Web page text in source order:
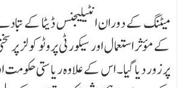
میٹنگ کے دوران انٹیلیجنس ڈیٹا کے
کے مؤثر استعمال اور سیکورٹی پروٹوکولز
پر زور دیا گیا۔ اس کے علاوہ ریاستی حکومت